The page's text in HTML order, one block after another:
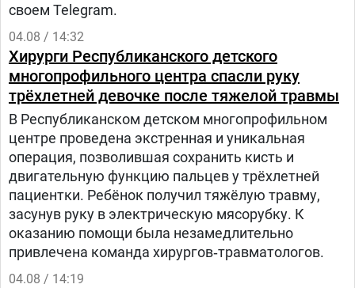
своем Telegram.
04.08 / 14:32
Хирурги Республиканского детского
многопрофильного центра спасли руку
трёхлетней девочке после тяжелой травмы
В Республиканском детском многопрофильном
центре проведена экстренная и уникальная
операция, позволившая сохранить кисть и
двигательную функцию пальцев у трёхлетней
пациентки. Ребёнок получил тяжёлую травму,
засунув руку в электрическую мясорубку. К
оказанию помощи была незамедлительно
привлечена команда хирургов‑травматологов.
04.08 / 14:19